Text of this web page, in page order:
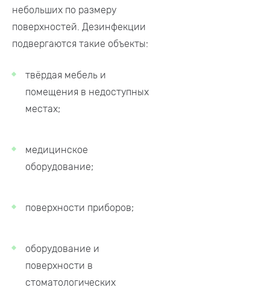
небольших по размеру
поверхностей. Дезинфекции
подвергаются такие объекты:
твёрдая мебель и
помещения в недоступных
местах;
медицинское
оборудование;
поверхности приборов;
оборудование и
поверхности в
стоматологических